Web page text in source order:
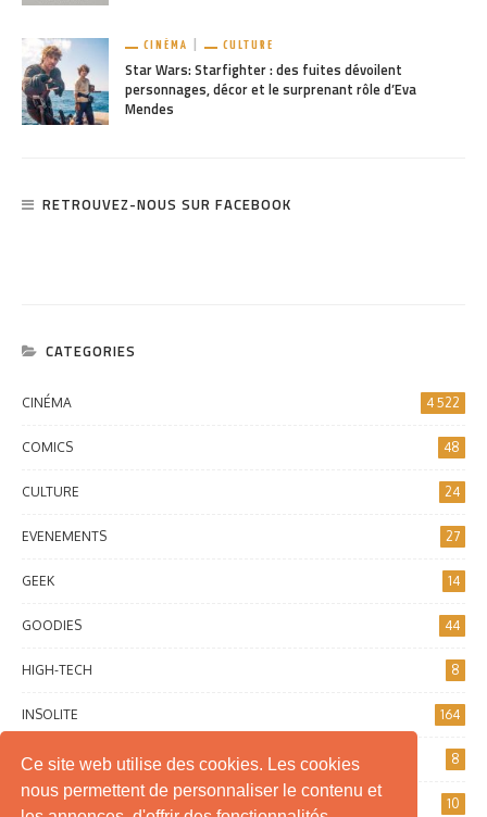
Ce site web utilise des cookies. Les cookies
nous permettent de personnaliser le contenu et
CINÉMA CULTURE
Star Wars: Starfighter : des fuites dévoilent
personnages, décor et le surprenant rôle d’Eva
Mendes
RETROUVEZ-NOUS SUR FACEBOOK
CATEGORIES
CINÉMA 4 522
COMICS 48
CULTURE 24
EVENEMENTS 27
GEEK 14
GOODIES 44
HIGH-TECH 8
INSOLITE 164
INTERNET 8
JEUX DE SOCIÉTÉ 10